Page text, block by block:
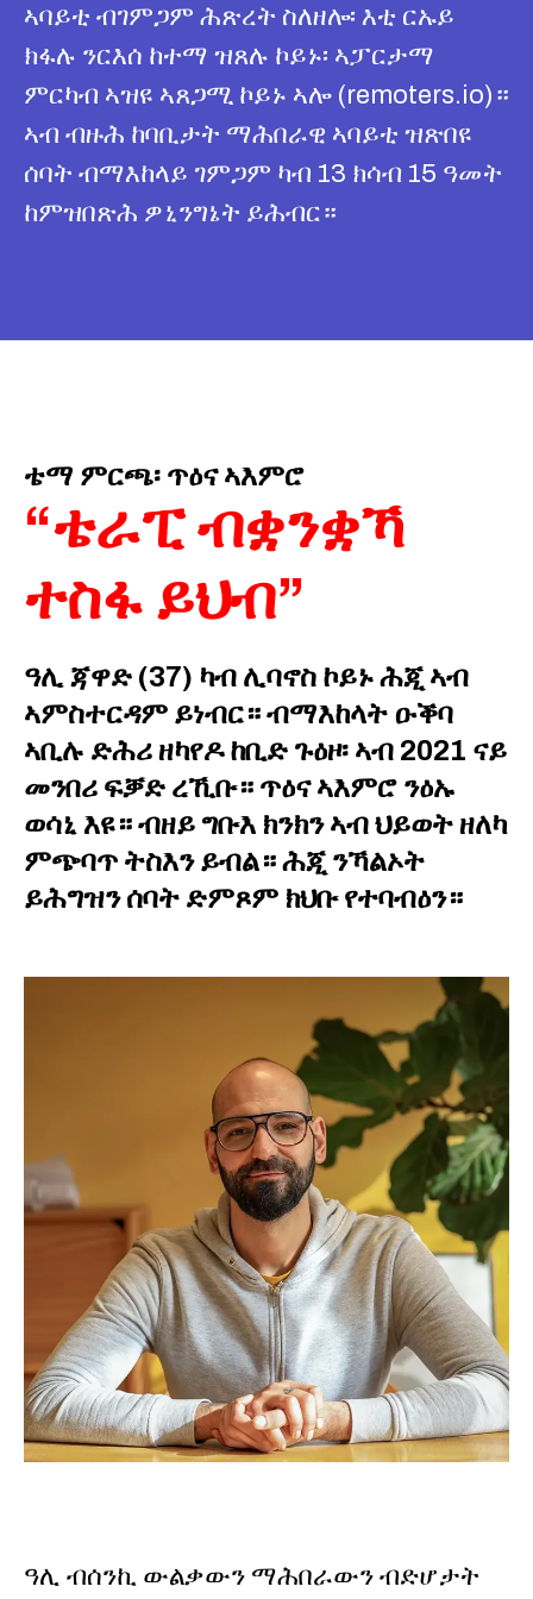
ኣባይቲ ብገምጋም ሕጽረት ስለዘሎ፡ እቲ ርኡይ
ክፋሉ ንርእሰ ከተማ ዝጸሉ ኮይኑ፡ ኣፓርታማ
ምርካብ ኣዝዩ ኣጸጋሚ ኮይኑ ኣሎ (remoters.io)።
ኣብ ብዙሕ ከባቢታት ማሕበራዊ ኣባይቲ ዝጽበዩ
ሰባት ብማእከላይ ገምጋም ካብ 13 ክሳብ 15 ዓመት
ከምዝበጽሕ ዎኒንግኔት ይሕብር።
ቴማ ምርጫ፡ ጥዕና ኣእምሮ
“ቴራፒ ብቋንቋኻ
ተስፋ ይህብ”
ዓሊ ጃዋድ (37) ካብ ሊባኖስ ኮይኑ ሕጂ ኣብ
ኣምስተርዳም ይነብር። ብማእከላት ዑቕባ
ኣቢሉ ድሕሪ ዘካየዶ ከቢድ ጉዕዞ፡ ኣብ 2021 ናይ
መንበሪ ፍቓድ ረኺቡ። ጥዕና ኣእምሮ ንዕኡ
ወሳኒ እዩ። ብዘይ ግቡእ ክንክን ኣብ ህይወት ዘለካ
ምጭባጥ ትስእን ይብል። ሕጂ ንኻልኦት
ይሕግዝን ሰባት ድምጾም ክህቡ የተባብዕን።
ዓሊ ብሰንኪ ውልቃውን ማሕበራውን ብድሆታት